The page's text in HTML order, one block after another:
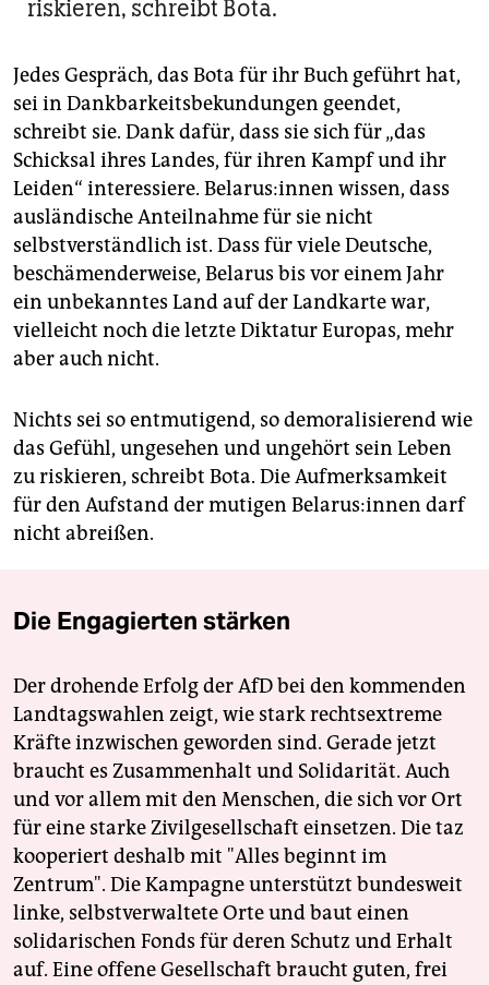
riskieren, schreibt Bota.
Jedes Gespräch, das Bota für ihr Buch geführt hat,
sei in Dankbarkeitsbekundungen geendet,
schreibt sie. Dank dafür, dass sie sich für „das
Schicksal ihres Landes, für ihren Kampf und ihr
Leiden“ interessiere. Be­la­rus:­in­nen wissen, dass
ausländische Anteilnahme für sie nicht
selbstverständlich ist. Dass für viele Deutsche,
beschämenderweise, Belarus bis vor einem Jahr
ein unbekanntes Land auf der Landkarte war,
vielleicht noch die letzte Diktatur Europas, mehr
aber auch nicht.
Nichts sei so entmutigend, so demoralisierend wie
das Gefühl, ungesehen und ungehört sein Leben
zu riskieren, schreibt Bota. Die Aufmerksamkeit
für den Aufstand der mutigen Be­la­rus:­in­nen darf
nicht abreißen.
Die Engagierten stärken
Der drohende Erfolg der AfD bei den kommenden
Landtagswahlen zeigt, wie stark rechtsextreme
Kräfte inzwischen geworden sind. Gerade jetzt
braucht es Zusammenhalt und Solidarität. Auch
und vor allem mit den Menschen, die sich vor Ort
für eine starke Zivilgesellschaft einsetzen. Die taz
kooperiert deshalb mit "Alles beginnt im
Zentrum". Die Kampagne unterstützt bundesweit
linke, selbstverwaltete Orte und baut einen
solidarischen Fonds für deren Schutz und Erhalt
auf. Eine offene Gesellschaft braucht guten, frei